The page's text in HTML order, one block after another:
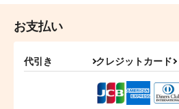
お支払い
代引き クレジットカード